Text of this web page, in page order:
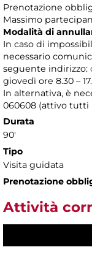
Prenotazione
Massimo
Modalità di
In caso di
necessario
seguente indirizzo:
giovedì ore 8.30 –
In alternativa, è
060608 (attivo tutti
Durata
90'
Tipo
Visita guidata
Prenotazione
Attività